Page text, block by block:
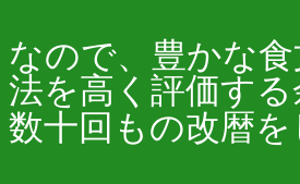
なので、豊かな
法を高く評価す
数十回もの改暦